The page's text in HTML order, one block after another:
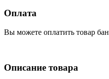
Оплата
Вы можете оплатить товар
Описание товара